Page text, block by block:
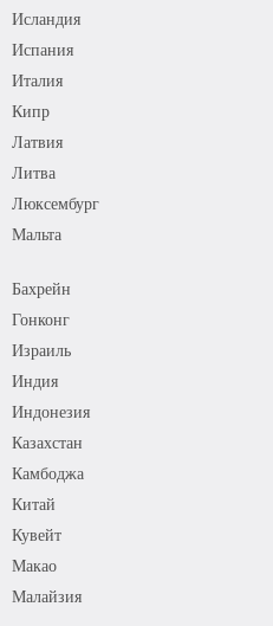
Исландия
Испания
Италия
Кипр
Латвия
Литва
Люксембург
Мальта
Бахрейн
Гонконг
Израиль
Индия
Индонезия
Казахстан
Камбоджа
Китай
Кувейт
Макао
Малайзия